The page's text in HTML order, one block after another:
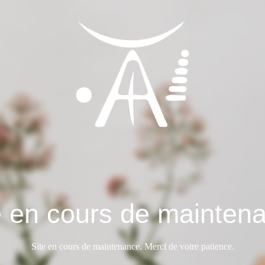
en cours de
Site en cours de maintenance. Merci de votre patience.